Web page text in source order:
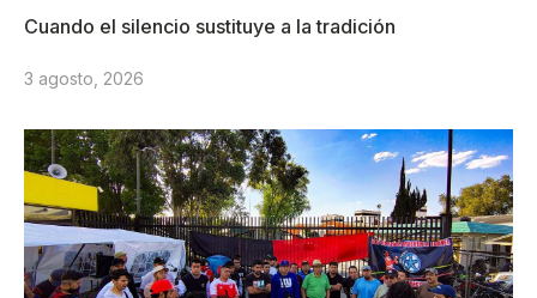
Cuando el silencio sustituye a la tradición
3 agosto, 2026